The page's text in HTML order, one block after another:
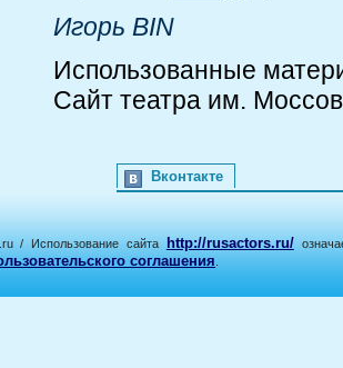
Игорь BIN
Использованные
Сайт театра им.
Вконтакте
/ Использование сайта http://rusactors.ru/
соглашения